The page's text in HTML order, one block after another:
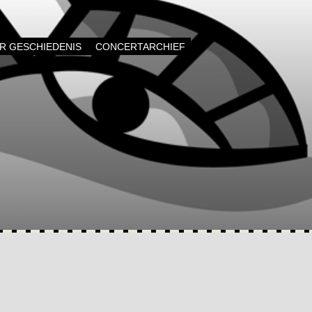
GESCHIEDENIS CONCERTARCHIEF